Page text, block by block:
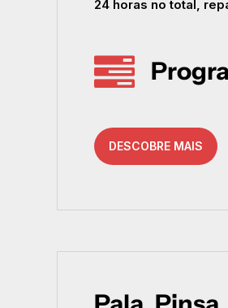
24 horas no total,
Teoria
W, P/L,
e integrais
DESCOBRE MAIS